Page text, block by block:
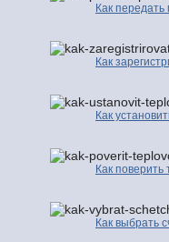
Как передать
Как
Как
Как поверить
Как выбрать